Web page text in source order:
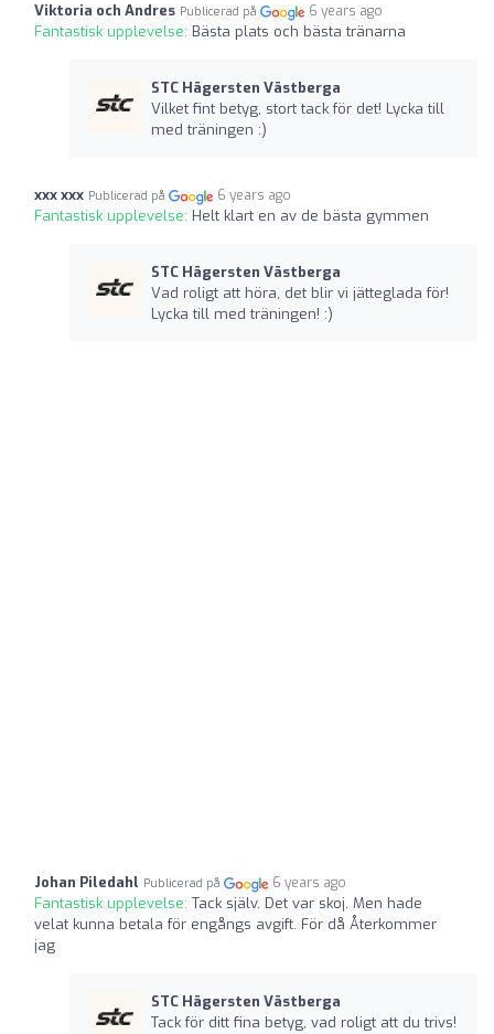
Viktoria och Andres Publicerad på 6 years ago
Fantastisk upplevelse: Bästa plats och bästa tränarna
STC Hägersten Västberga
Vilket fint betyg, stort tack för det! Lycka till
med träningen :)
xxx xxx Publicerad på 6 years ago
Fantastisk upplevelse: Helt klart en av de bästa gymmen
STC Hägersten Västberga
Vad roligt att höra, det blir vi jätteglada för!
Lycka till med träningen! :)
Johan Piledahl Publicerad på 6 years ago
Fantastisk upplevelse: Tack själv. Det var skoj. Men hade
velat kunna betala för engångs avgift. För då Återkommer
jag
STC Hägersten Västberga
Tack för ditt fina betyg, vad roligt att du trivs!